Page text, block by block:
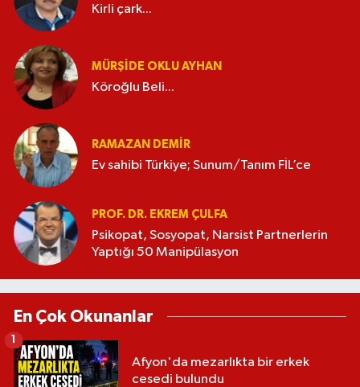
Kirli çark...
MÜRŞIDE OKLU AYHAN
Köroğlu Beli...
RAMAZAN DEMİR
Ev sahibi Türkiye; Sunum/Tanım FİL’ce
PROF. DR. EKREM ÇULFA
Psikopat, Sosyopat, Narsist Partnerlerin
Yaptığı 50 Manipülasyon
En Çok Okunanlar
Afyon'da mezarlıkta bir erkek
cesedi bulundu
1